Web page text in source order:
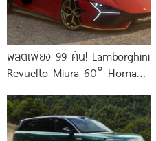
ผลิตเพียง 99 คัน! Lamborghini
Revuelto Miura 60° Homage